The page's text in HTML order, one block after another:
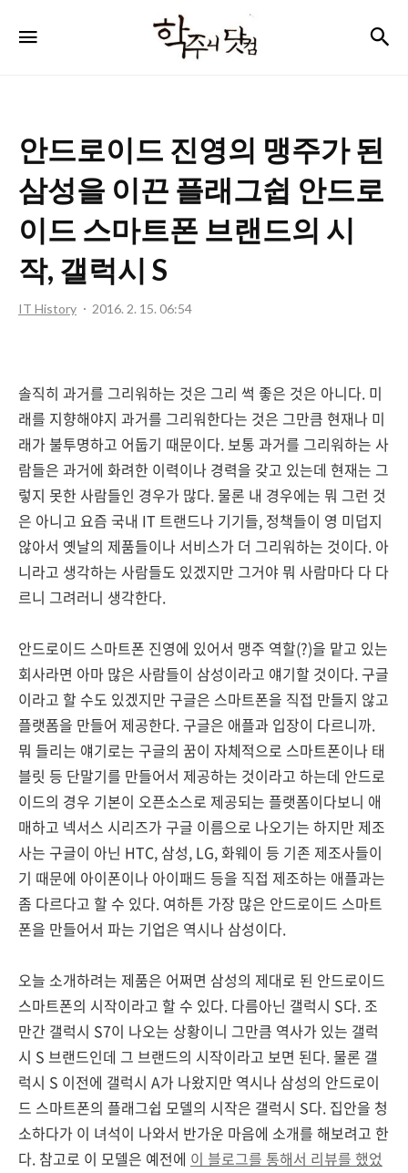
주
컴
안드로이드 진영의 맹주가 된
삼성을 이끈 플래그쉽 안드로
이드 스마트폰 브랜드의 시
작, 갤럭시 S
IT History 2016. 2. 15. 06:54
솔직히 과거를 그리워하는 것은 그리 썩 좋은 것은 아니다. 미
래를 지향해야지 과거를 그리워한다는 것은 그만큼 현재나 미
래가 불투명하고 어둡기 때문이다. 보통 과거를 그리워하는 사
람들은 과거에 화려한 이력이나 경력을 갖고 있는데 현재는 그
렇지 못한 사람들인 경우가 많다. 물론 내 경우에는 뭐 그런 것
은 아니고 요즘 국내 IT 트랜드나 기기들, 정책들이 영 미덥지
않아서 옛날의 제품들이나 서비스가 더 그리워하는 것이다. 아
니라고 생각하는 사람들도 있겠지만 그거야 뭐 사람마다 다 다
르니 그려러니 생각한다.
안드로이드 스마트폰 진영에 있어서 맹주 역할(?)을 맡고 있는
회사라면 아마 많은 사람들이 삼성이라고 얘기할 것이다. 구글
이라고 할 수도 있겠지만 구글은 스마트폰을 직접 만들지 않고
플랫폼을 만들어 제공한다. 구글은 애플과 입장이 다르니까.
뭐 들리는 얘기로는 구글의 꿈이 자체적으로 스마트폰이나 태
블릿 등 단말기를 만들어서 제공하는 것이라고 하는데 안드로
이드의 경우 기본이 오픈소스로 제공되는 플랫폼이다보니 애
매하고 넥서스 시리즈가 구글 이름으로 나오기는 하지만 제조
사는 구글이 아닌 HTC, 삼성, LG, 화웨이 등 기존 제조사들이
기 때문에 아이폰이나 아이패드 등을 직접 제조하는 애플과는
좀 다르다고 할 수 있다. 여하튼 가장 많은 안드로이드 스마트
폰을 만들어서 파는 기업은 역시나 삼성이다.
오늘 소개하려는 제품은 어쩌면 삼성의 제대로 된 안드로이드
스마트폰의 시작이라고 할 수 있다. 다름아닌 갤럭시 S다. 조
만간 갤럭시 S7이 나오는 상황이니 그만큼 역사가 있는 갤럭
시 S 브랜드인데 그 브랜드의 시작이라고 보면 된다. 물론 갤
럭시 S 이전에 갤럭시 A가 나왔지만 역시나 삼성의 안드로이
드 스마트폰의 플래그쉽 모델의 시작은 갤럭시 S다. 집안을 청
소하다가 이 녀석이 나와서 반가운 마음에 소개를 해보려고 한
다. 참고로 이 모델은 예전에 이 블로그를 통해서 리뷰를 했었